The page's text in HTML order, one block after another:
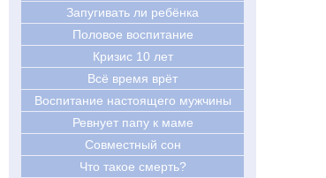
Запугивать ли ребёнка
Половое воспитание
Кризис 10 лет
Всё время врёт
Воспитание настоящего мужчины
Ревнует папу к маме
Совместный сон
Что такое смерть?